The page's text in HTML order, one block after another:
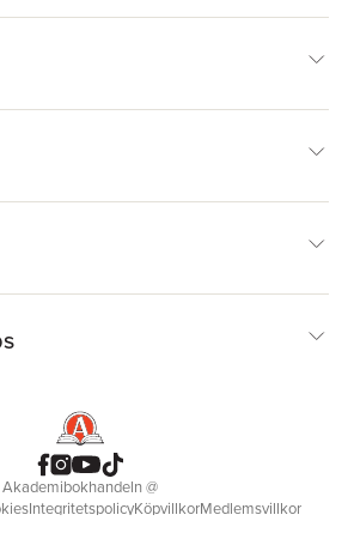
Akademibokhandeln@
IntegritetspolicyKöpvillkorMedlemsvillkor